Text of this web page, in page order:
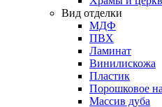
Вид отделки
МДФ
ПВХ
Ламинат
Винилискожа
Пластик
Порошковое
Массив дуба